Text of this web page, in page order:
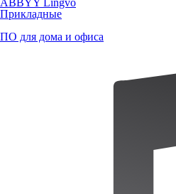
ABBYY Lingvo
Прикладные
ПО для дома и офиса